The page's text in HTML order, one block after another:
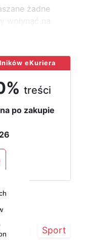
żadne
wpłynąć na
eKuriera
treści
po zakupie
Sport